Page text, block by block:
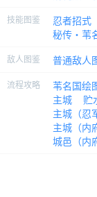
技能图鉴 忍者招式
秘传・苇
敌人图鉴 普通敌人
流程攻略 苇名国绘
主城
贮
主城（忍
主城（内
城邑（内